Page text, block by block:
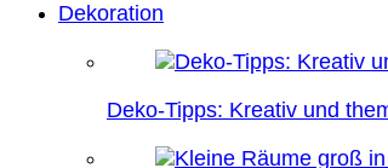
Dekoration
Deko-Tipps: Kreativ und